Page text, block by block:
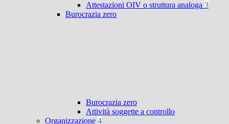
Attestazioni OIV o struttura analoga 3
Burocrazia zero
Burocrazia zero
Attività soggette a controllo
Organizzazione 4